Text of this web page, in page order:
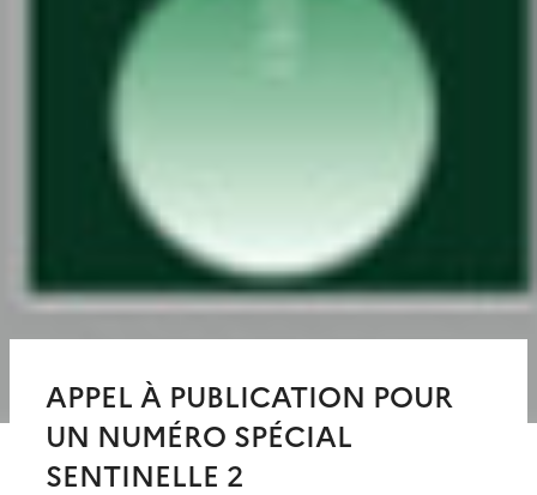
APPEL À PUBLICATION POUR
UN NUMÉRO SPÉCIAL
SENTINELLE 2